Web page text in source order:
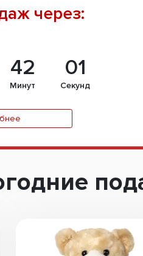
через:
42
Минут
00
Секунд